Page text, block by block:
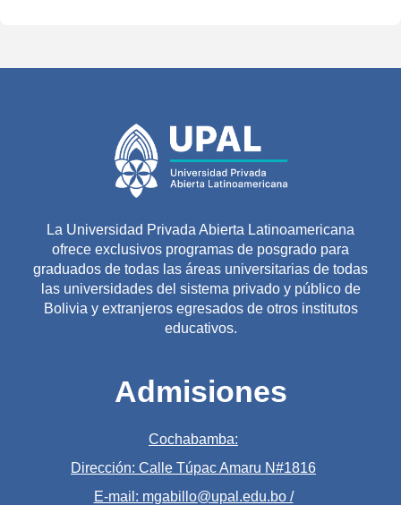
La Universidad Privada Abierta Latinoamericana
ofrece exclusivos programas de posgrado para
graduados de todas las áreas universitarias de todas
las universidades del sistema privado y público de
Bolivia y extranjeros egresados de otros institutos
educativos.
Admisiones
Cochabamba:
Dirección: Calle Túpac Amaru N#1816
E-mail: mgabillo@upal.edu.bo /